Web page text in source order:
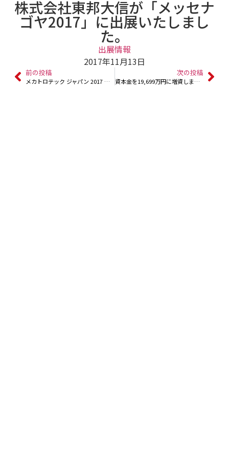
株式会社東邦大信が「メッセナ
ゴヤ2017」に出展いたしまし
た。
出展情報
2017年11月13日
前の投稿
メカトロテック ジャパン 2017 に出展いたしました。
次の投稿
資本金を19,699万円に増資しました。